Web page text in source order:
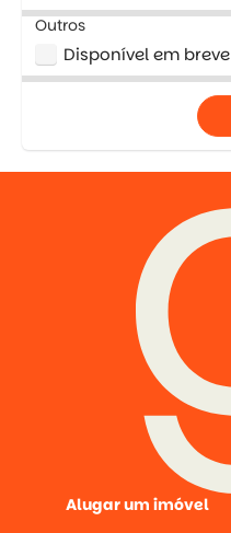
Outros
Disponível em breve
Alugar um imóvel